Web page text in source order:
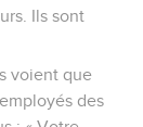
Ils sont
voient que
des